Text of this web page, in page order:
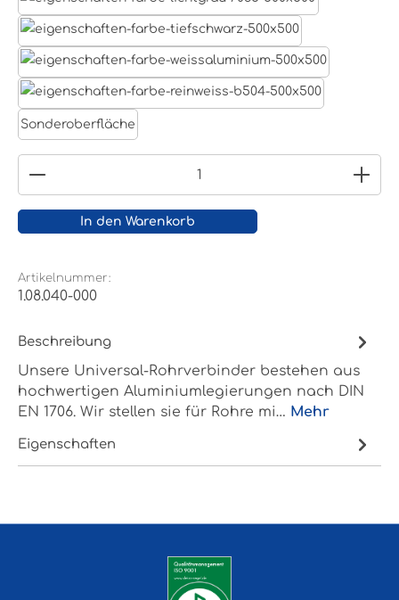
Weißaluminium- RAL 9006
Sonderoberfläche
Produkt Anzahl: Gib den gewünschten Wert
In den Warenkorb
Artikelnummer:
1.08.040-000
Beschreibung
Unsere Universal-Rohrverbinder bestehen aus
hochwertigen Aluminiumlegierungen nach DIN
EN 1706. Wir stellen sie für Rohre mi… Mehr
Eigenschaften